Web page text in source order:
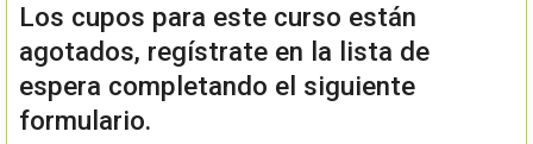
Los cupos para este curso están
agotados, regístrate en la lista de
espera completando el siguiente
formulario.